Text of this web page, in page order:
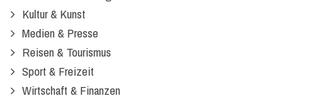
Kultur & Kunst
Medien & Presse
Reisen & Tourismus
Sport & Freizeit
Wirtschaft & Finanzen